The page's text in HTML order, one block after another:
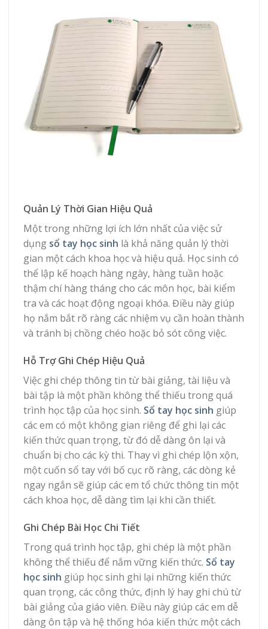
Quản Lý Thời Gian Hiệu Quả
Một trong những lợi ích lớn nhất của việc sử
dụng sổ tay học sinh là khả năng quản lý thời
gian một cách khoa học và hiệu quả. Học sinh có
thể lập kế hoạch hàng ngày, hàng tuần hoặc
thậm chí hàng tháng cho các môn học, bài kiểm
tra và các hoạt động ngoại khóa. Điều này giúp
họ nắm bắt rõ ràng các nhiệm vụ cần hoàn thành
và tránh bị chồng chéo hoặc bỏ sót công việc.
Hỗ Trợ Ghi Chép Hiệu Quả
Việc ghi chép thông tin từ bài giảng, tài liệu và
bài tập là một phần không thể thiếu trong quá
trình học tập của học sinh. Sổ tay học sinh giúp
các em có một không gian riêng để ghi lại các
kiến thức quan trọng, từ đó dễ dàng ôn lại và
chuẩn bị cho các kỳ thi. Thay vì ghi chép lộn xộn,
một cuốn sổ tay với bố cục rõ ràng, các dòng kẻ
ngay ngắn sẽ giúp các em tổ chức thông tin một
cách khoa học, dễ dàng tìm lại khi cần thiết.
Ghi Chép Bài Học Chi Tiết
Trong quá trình học tập, ghi chép là một phần
không thể thiếu để nắm vững kiến thức. Sổ tay
học sinh giúp học sinh ghi lại những kiến thức
quan trọng, các công thức, định lý hay ghi chú từ
bài giảng của giáo viên. Điều này giúp các em dễ
dàng ôn tập và hệ thống hóa kiến thức một cách